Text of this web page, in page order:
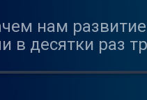
нам
десятки раз
не стало.
можно быстрее